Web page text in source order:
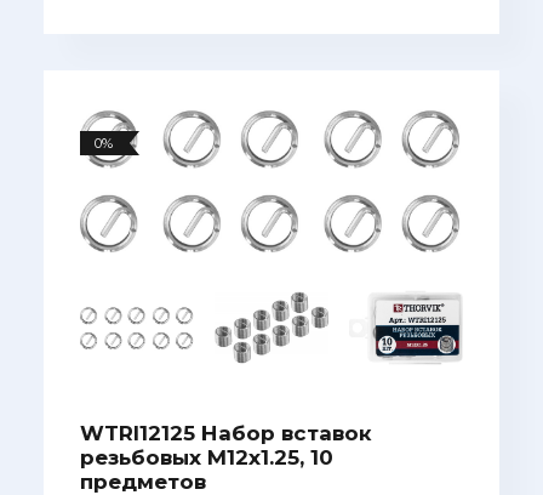
0%
WTRI12125 Набор вставок
резьбовых M12x1.25, 10
предметов